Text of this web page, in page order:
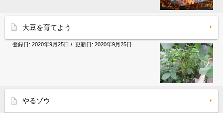
大豆を育てよう
登録日: 2020年9月25日 / 更新日: 2020年9月25日
やるゾウ